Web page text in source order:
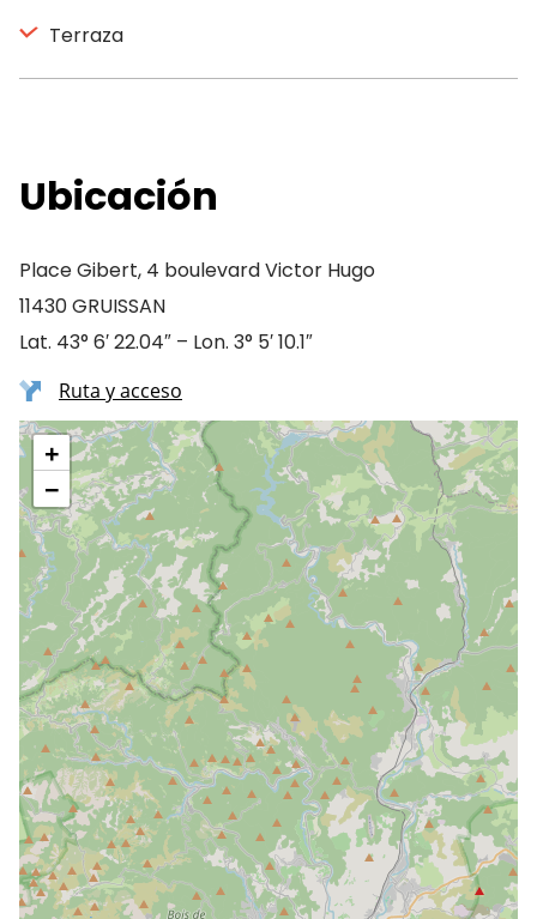
Terraza
Ubicación
Place Gibert, 4 boulevard Victor Hugo
11430 GRUISSAN
Lat. 43° 6′ 22.04″ – Lon. 3° 5′ 10.1″
Ruta y acceso
+
−